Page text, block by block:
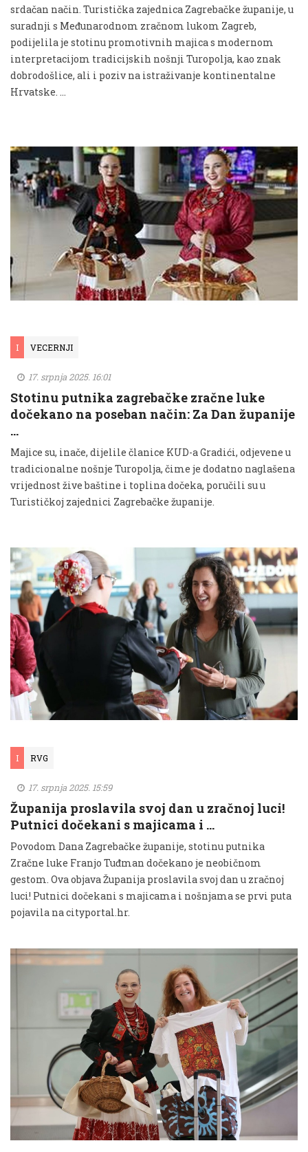
srdačan način. Turistička zajednica Zagrebačke županije, u
suradnji s Međunarodnom zračnom lukom Zagreb,
podijelila je stotinu promotivnih majica s modernom
interpretacijom tradicijskih nošnji Turopolja, kao znak
dobrodošlice, ali i poziv na istraživanje kontinentalne
Hrvatske. …
I VECERNJI
17. srpnja 2025. 16:01
Stotinu putnika zagrebačke zračne luke
dočekano na poseban način: Za Dan županije
…
Majice su, inače, dijelile članice KUD-a Gradići, odjevene u
tradicionalne nošnje Turopolja, čime je dodatno naglašena
vrijednost žive baštine i toplina dočeka, poručili su u
Turističkoj zajednici Zagrebačke županije.
I RVG
17. srpnja 2025. 15:59
Županija proslavila svoj dan u zračnoj luci!
Putnici dočekani s majicama i …
Povodom Dana Zagrebačke županije, stotinu putnika
Zračne luke Franjo Tuđman dočekano je neobičnom
gestom. Ova objava Županija proslavila svoj dan u zračnoj
luci! Putnici dočekani s majicama i nošnjama se prvi puta
pojavila na cityportal.hr.